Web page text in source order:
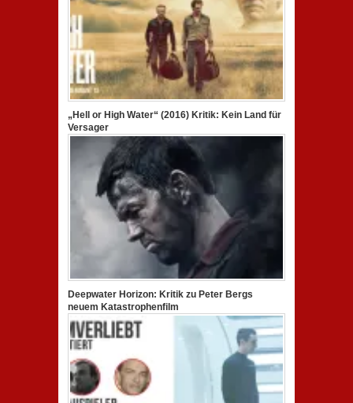
„Hell or High Water“ (2016) Kritik: Kein Land für
Versager
Deepwater Horizon: Kritik zu Peter Bergs
neuem Katastrophenfilm